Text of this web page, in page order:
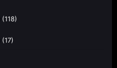
(118)
(17)